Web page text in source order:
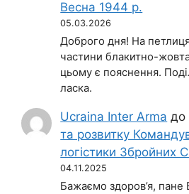
Весна 1944 р.
05.03.2026
Доброго дня! На
частини блакитно-
цьому є пояснення.
ласка.
Ucraina Inter Arma до
та розвитку
логістики Збройних
04.11.2025
Бажаємо здоров’я,